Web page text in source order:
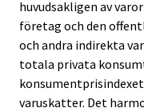
huvudsakligen av
företag och den
och andra indirekta
totala privata
varuskatter. Det